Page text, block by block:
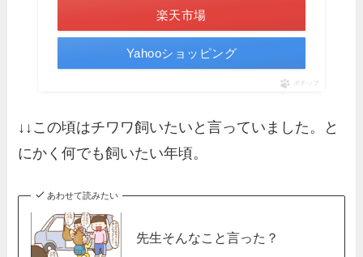
楽天市場
Yahooショッピング
ポチップ
↓↓この頃はチワワ飼いたいと言っていました。と
にかく何でも飼いたい年頃。
あわせて読みたい
先生そんなこと言った？